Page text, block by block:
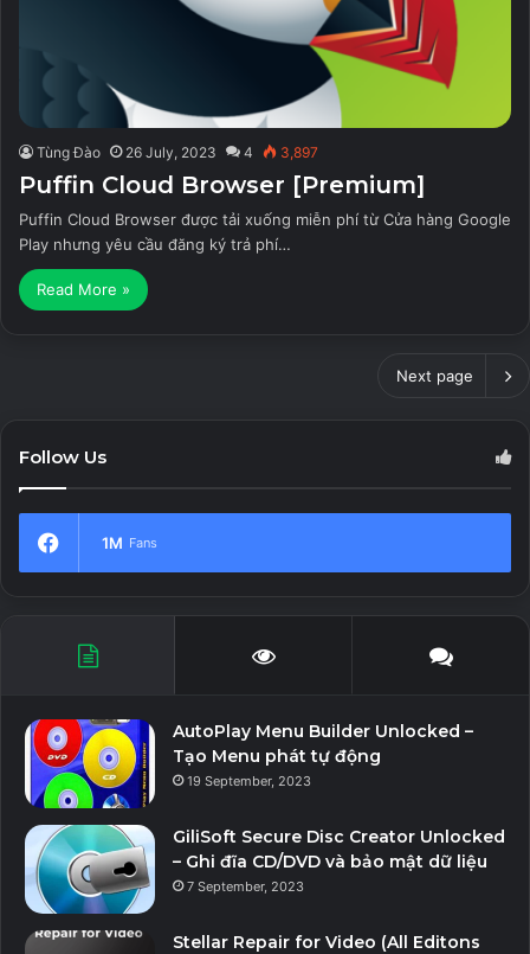
Tùng Đào 26 July, 2023 4 3,897
Puffin Cloud Browser [Premium]
Puffin Cloud Browser được tải xuống miễn phí từ Cửa hàng Google
Play nhưng yêu cầu đăng ký trả phí…
Read More »
Next page
Follow Us
1M Fans
AutoPlay Menu Builder Unlocked –
Tạo Menu phát tự động
19 September, 2023
GiliSoft Secure Disc Creator Unlocked
– Ghi đĩa CD/DVD và bảo mật dữ liệu
7 September, 2023
Stellar Repair for Video (All Editons